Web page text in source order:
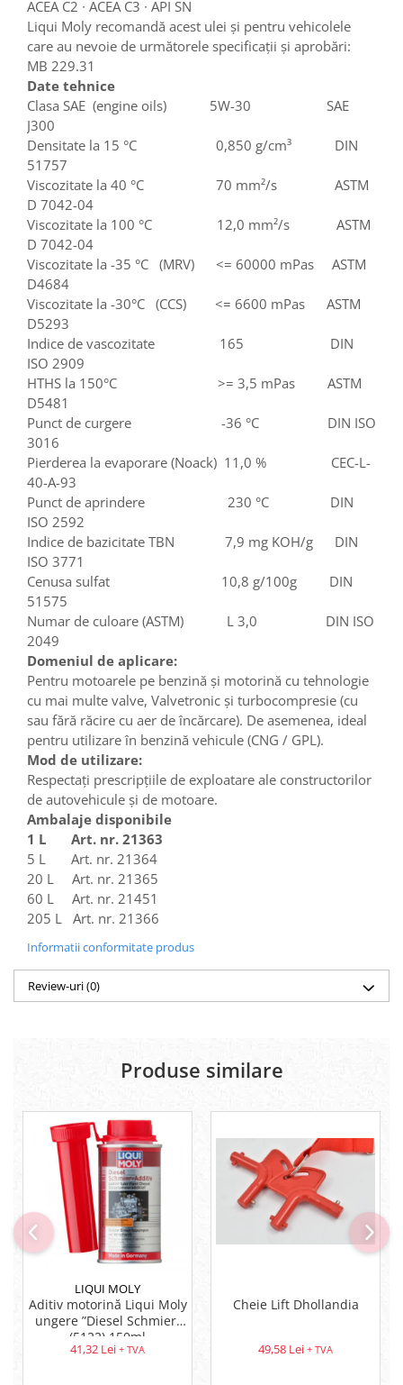
ACEA C2 ∙ ACEA C3 ∙ API SN
Liqui Moly recomandă acest ulei și pentru vehicolele
care au nevoie de următorele specificații și aprobări:
MB 229.31
Date tehnice
Clasa SAE (engine oils) 5W-30 SAE
J300
Densitate la 15 °C 0,850 g/cm³ DIN
51757
Viscozitate la 40 °C 70 mm²/s ASTM
D 7042-04
Viscozitate la 100 °C 12,0 mm²/s ASTM
D 7042-04
Viscozitate la -35 °C (MRV) <= 60000 mPas ASTM
D4684
Viscozitate la -30°C (CCS) <= 6600 mPas ASTM
D5293
Indice de vascozitate 165 DIN
ISO 2909
HTHS la 150°C >= 3,5 mPas ASTM
D5481
Punct de curgere -36 °C DIN ISO
3016
Pierderea la evaporare (Noack) 11,0 % CEC-L-
40-A-93
Punct de aprindere 230 °C DIN
ISO 2592
Indice de bazicitate TBN 7,9 mg KOH/g DIN
ISO 3771
Cenusa sulfat 10,8 g/100g DIN
51575
Numar de culoare (ASTM) L 3,0 DIN ISO
2049
Domeniul de aplicare:
Pentru motoarele pe benzină și motorină cu tehnologie
cu mai multe valve, Valvetronic și turbocompresie (cu
sau fără răcire cu aer de încărcare). De asemenea, ideal
pentru utilizare în benzină vehicule (CNG / GPL).
Mod de utilizare:
Respectaţi prescripţiile de exploatare ale constructorilor
de autovehicule şi de motoare.
Ambalaje disponibile
1 L Art. nr. 21363
5 L Art. nr. 21364
20 L Art. nr. 21365
60 L Art. nr. 21451
205 L Art. nr. 21366
Informatii conformitate produs
Review-uri(0)
Produse similare
LIQUI MOLY
Aditiv motorină Liqui Moly
ungere ”Diesel Schmier”
(5122) 150ml
41,32 Lei + TVA
Cheie Lift Dhollandia
49,58 Lei + TVA